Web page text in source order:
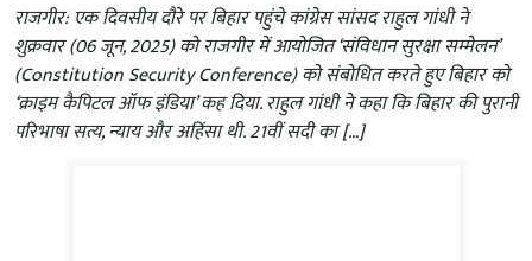
राजगीर: एक दिवसीय दौरे पर बिहार पहुंचे कांग्रेस सांसद राहुल गांधी ने
शुक्रवार (06 जून, 2025) को राजगीर में आयोजित ‘संविधान सुरक्षा सम्मेलन’
(Constitution Security Conference) को संबोधित करते हुए बिहार को
‘क्राइम कैपिटल ऑफ इंडिया’ कह दिया. राहुल गांधी ने कहा कि बिहार की पुरानी
परिभाषा सत्य, न्याय और अहिंसा थी. 21वीं सदी का […]